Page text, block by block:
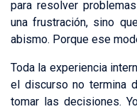
para resolver
una frustración, sino
abismo. Porque ese
Toda la experiencia
el discurso no termina
tomar las decisiones.